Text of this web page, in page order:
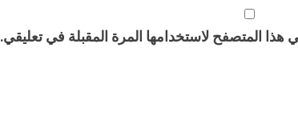
المتصفح لاستخدامها المرة المقبلة في تعليقي.